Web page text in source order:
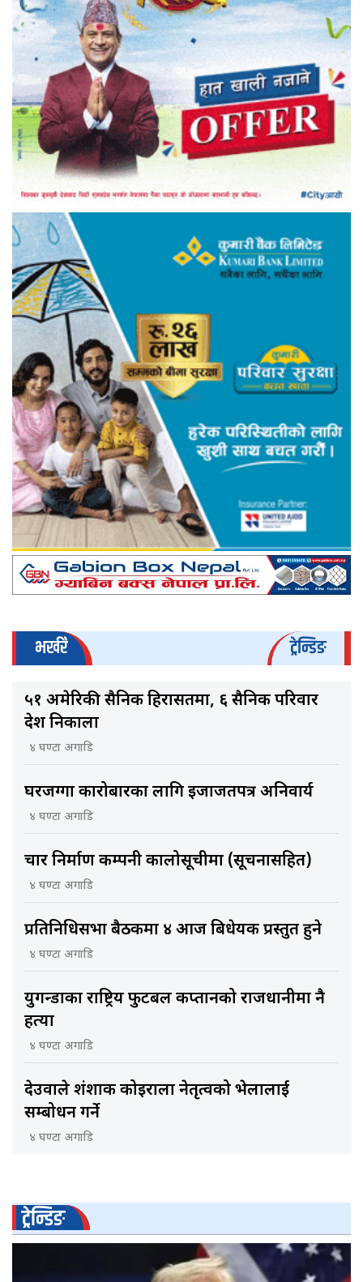
भर्खरै ट्रेन्डिङ
५१ अमेरिकी सैनिक हिरासतमा, ६ सैनिक परिवार
देश निकाला
४ घण्टा अगाडि
घरजग्गा कारोबारका लागि इजाजतपत्र अनिवार्य
४ घण्टा अगाडि
चार निर्माण कम्पनी कालोसूचीमा (सूचनासहित)
४ घण्टा अगाडि
प्रतिनिधिसभा बैठकमा ४ आज बिधेयक प्रस्तुत हुने
४ घण्टा अगाडि
युगन्डाका राष्ट्रिय फुटबल कप्तानको राजधानीमा नै
हत्या
४ घण्टा अगाडि
देउवाले शंशाक कोइराला नेतृत्वको भेलालाई
सम्बोधन गर्ने
४ घण्टा अगाडि
ट्रेन्डिङ